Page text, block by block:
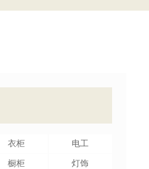
衣柜
电工
橱柜
灯饰